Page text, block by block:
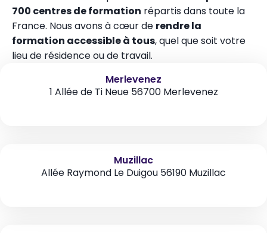
700 centres de formation répartis dans toute la
France. Nous avons à cœur de rendre la
formation accessible à tous, quel que soit votre
lieu de résidence ou de travail.
Merlevenez
1 Allée de Ti Neue 56700 Merlevenez
Muzillac
Allée Raymond Le Duigou 56190 Muzillac